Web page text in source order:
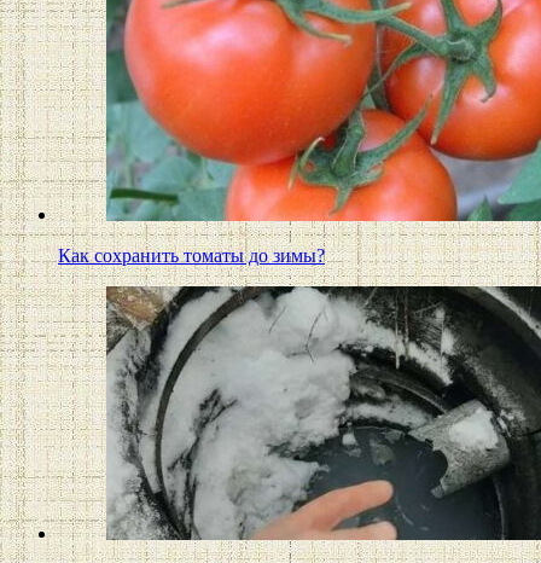
Как сохранить томаты до зимы?